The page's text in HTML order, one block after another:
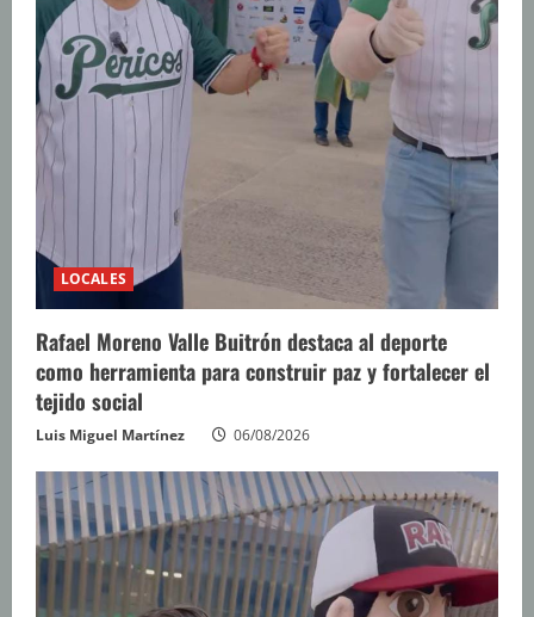
LOCALES
Rafael Moreno Valle Buitrón destaca al deporte
como herramienta para construir paz y fortalecer el
tejido social
Luis Miguel Martínez 06/08/2026